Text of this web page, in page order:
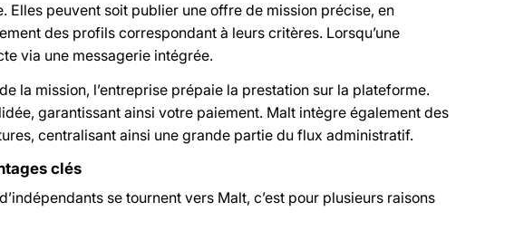
Elles peuvent soit publier une offre de mission précise, en
des profils correspondant à leurs critères. Lorsqu’une
via une messagerie intégrée.
la mission, l’entreprise prépaie la prestation sur la plateforme.
garantissant ainsi votre paiement. Malt intègre également des
centralisant ainsi une grande partie du flux administratif.
clés
se tournent vers Malt, c’est pour plusieurs raisons